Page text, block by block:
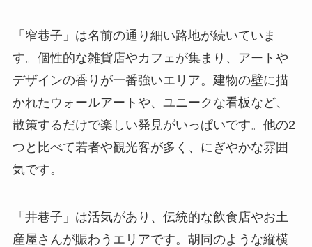
「窄巷子」は名前の通り細い路地が続いていま
す。個性的な雑貨店やカフェが集まり、アートや
デザインの香りが一番強いエリア。建物の壁に描
かれたウォールアートや、ユニークな看板など、
散策するだけで楽しい発見がいっぱいです。他の2
つと比べて若者や観光客が多く、にぎやかな雰囲
気です。
「井巷子」は活気があり、伝統的な飲食店やお土
産屋さんが賑わうエリアです。胡同のような縦横